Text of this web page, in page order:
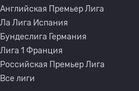
Английская Премьер Лига
Ла Лига Испания
Бундеслига Германия
Лига 1 Франция
Российская Премьер Лига
Все лиги